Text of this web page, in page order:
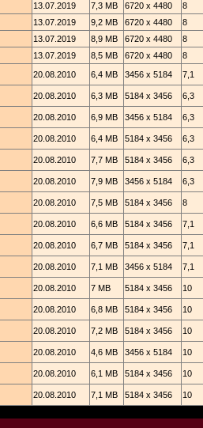
13.07.2019 7,3 MB 6720 x 4480
8
13.07.2019 9,2 MB 6720 x 4480
8
13.07.2019 8,9 MB 6720 x 4480
8
13.07.2019 8,5 MB 6720 x 4480
8
20.08.2010 6,4 MB 3456 x 5184 7,1
20.08.2010 6,3 MB 5184 x 3456 6,3
20.08.2010 6,9 MB 3456 x 5184 6,3
20.08.2010 6,4 MB 5184 x 3456 6,3
20.08.2010 7,7 MB 5184 x 3456 6,3
20.08.2010 7,9 MB 3456 x 5184 6,3
20.08.2010 7,5 MB 5184 x 3456 8
20.08.2010 6,6 MB 5184 x 3456 7,1
20.08.2010 6,7 MB 5184 x 3456 7,1
20.08.2010 7,1 MB 3456 x 5184 7,1
20.08.2010 7 MB 5184 x 3456 10
20.08.2010 6,8 MB 5184 x 3456 10
20.08.2010 7,2 MB 5184 x 3456 10
20.08.2010 4,6 MB 3456 x 5184 10
20.08.2010 6,1 MB 5184 x 3456 10
20.08.2010 7,1 MB 5184 x 3456 10